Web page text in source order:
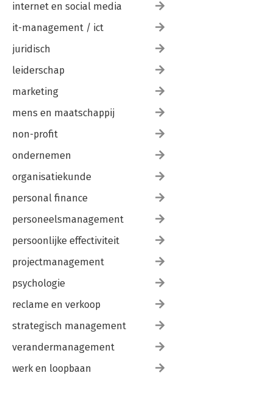
internet en social media
it-management / ict
juridisch
leiderschap
marketing
mens en maatschappij
non-profit
ondernemen
organisatiekunde
personal finance
personeelsmanagement
persoonlijke effectiviteit
projectmanagement
psychologie
reclame en verkoop
strategisch management
verandermanagement
werk en loopbaan